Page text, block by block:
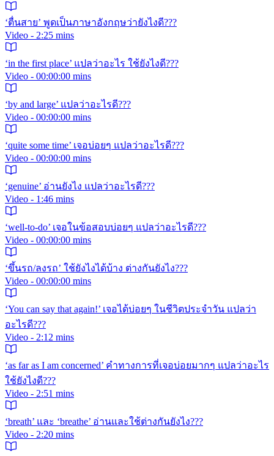
‘ตื่นสาย’ พูดเป็นภาษาอังกฤษว่ายังไงดี???
Video - 2:25 mins
‘in the first place’ แปลว่าอะไร ใช้ยังไงดี???
Video - 00:00:00 mins
‘by and large’ แปลว่าอะไรดี???
Video - 00:00:00 mins
‘quite some time’ เจอบ่อยๆ แปลว่าอะไรดี???
Video - 00:00:00 mins
‘genuine’ อ่านยังไง แปลว่าอะไรดี???
Video - 1:46 mins
‘well-to-do’ เจอในข้อสอบบ่อยๆ แปลว่าอะไรดี???
Video - 00:00:00 mins
‘ขึ้นรถ/ลงรถ’ ใช้ยังไงได้บ้าง ต่างกันยังไง???
Video - 00:00:00 mins
‘You can say that again!’ เจอได้บ่อยๆ ในชีวิตประจำวัน แปลว่า
อะไรดี???
Video - 2:12 mins
‘as far as I am concerned’ คำทางการที่เจอบ่อยมากๆ แปลว่าอะไร
ใช้ยังไงดี???
Video - 2:51 mins
‘breath’ และ ‘breathe’ อ่านและใช้ต่างกันยังไง???
Video - 2:20 mins